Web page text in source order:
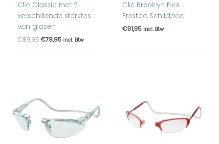
Clic Classic met 2
verschillende sterktes
van glazen
€89,95€78,95 incl. Btw
Clic Brooklyn Flex
Frosted Schildpad
€91,95 incl. Btw